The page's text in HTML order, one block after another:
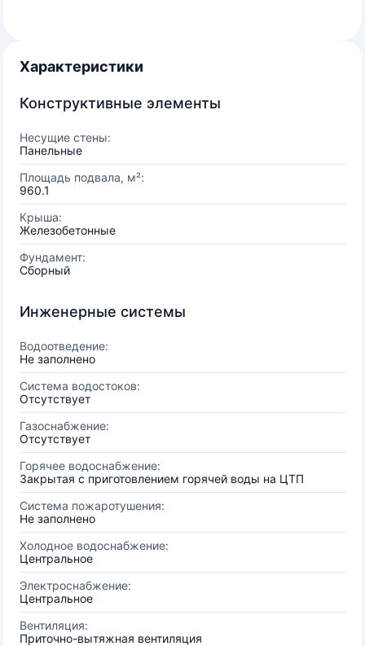
Характеристики
Конструктивные элементы
Несущие стены:
Панельные
Площадь подвала, м²:
960.1
Крыша:
Железобетонные
Фундамент:
Сборный
Инженерные системы
Водоотведение:
Не заполнено
Система водостоков:
Отсутствует
Газоснабжение:
Отсутствует
Горячее водоснабжение:
Закрытая с приготовлением горячей воды на ЦТП
Система пожаротушения:
Не заполнено
Холодное водоснабжение:
Центральное
Электроснабжение:
Центральное
Вентиляция:
Приточно-вытяжная вентиляция